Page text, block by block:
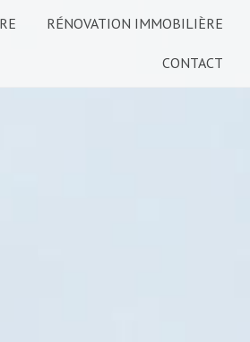
RÉNOVATION IMMOBILIÈRE
CONTACT